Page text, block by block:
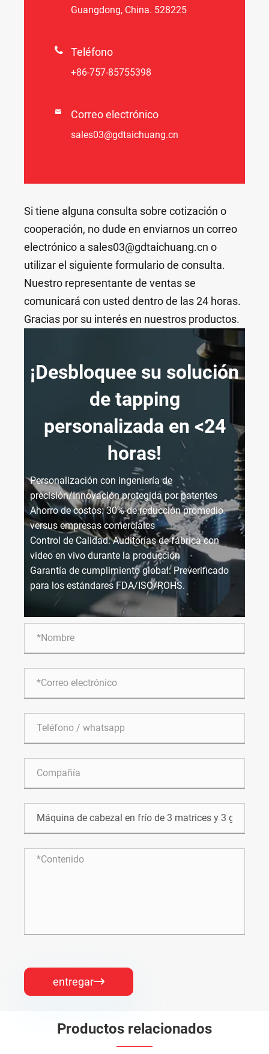
Guangdong, China. 528225
 Teléfono
+86-757-85755398
 Correo electrónico
sales03@gdtaichuang.cn
Si tiene alguna consulta sobre cotización o
cooperación, no dude en enviarnos un correo
electrónico a sales03@gdtaichuang.cn o
utilizar el siguiente formulario de consulta.
Nuestro representante de ventas se
comunicará con usted dentro de las 24 horas.
Gracias por su interés en nuestros productos.
¡Desbloquee su solución
de tapping
personalizada en <24
horas!
Personalización con ingeniería de
precisión/Innovación protegida por patentes
Ahorro de costos: 30% de reducción promedio
versus empresas comerciales
Control de Calidad: Auditorías de fábrica con
video en vivo durante la producción
Garantía de cumplimiento global: Preverificado
para los estándares FDA/ISO/ROHS.
entregar
Productos relacionados